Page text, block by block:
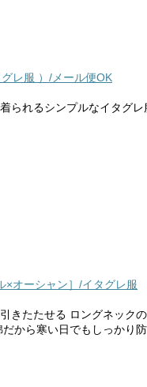
レ服 ）/メール便OK
られるシンプルなイタグ
×オーシャン］/イタグレ服
きたたせる ロングネック
から寒い日でもしっかり